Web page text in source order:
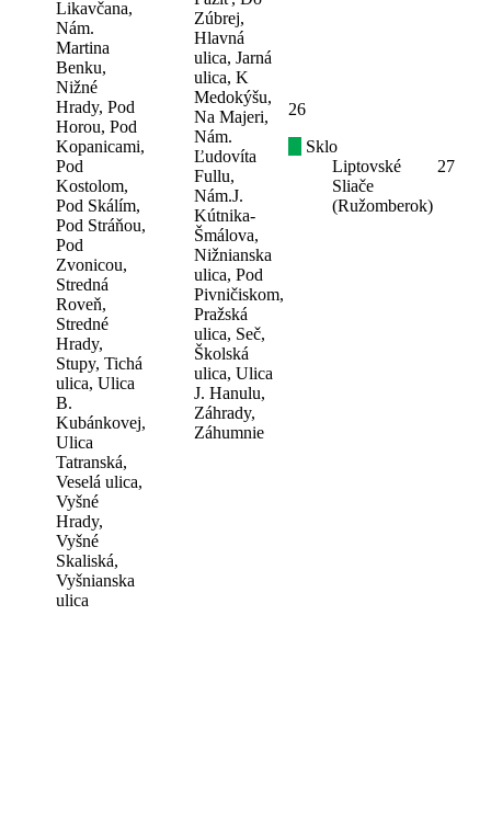
Likavčana,
Nám.
Martina
Benku,
Nižné
Hrady, Pod
Horou, Pod
Kopanicami,
Pod
Kostolom,
Pod Skálím,
Pod Stráňou,
Pod
Zvonicou,
Stredná
Roveň,
Stredné
Hrady,
Stupy, Tichá
ulica, Ulica
B.
Kubánkovej,
Ulica
Tatranská,
Veselá ulica,
Vyšné
Hrady,
Vyšné
Skaliská,
Vyšnianska
ulica
Zúbrej,
Hlavná
ulica, Jarná
ulica, K
Medokýšu,
Na Majeri,
Nám.
Ľudovíta
Fullu,
Nám.J.
Kútnika-
Šmálova,
Nižnianska
ulica, Pod
Pivničiskom,
Pražská
ulica, Seč,
Školská
ulica, Ulica
J. Hanulu,
Záhrady,
Záhumnie
26
Sklo
Liptovské
Sliače
(Ružomberok)
27